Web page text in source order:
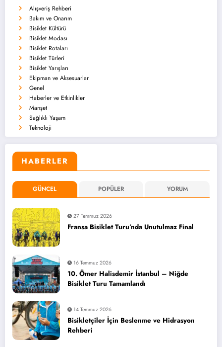
Alışveriş Rehberi
Bakım ve Onarım
Bisiklet Kültürü
Bisiklet Modası
Bisiklet Rotaları
Bisiklet Türleri
Bisiklet Yarışları
Ekipman ve Aksesuarlar
Genel
Haberler ve Etkinlikler
Manşet
Sağlıklı Yaşam
Teknoloji
HABERLER
GÜNCEL POPÜLER YORUM
27 Temmuz 2026
Fransa Bisiklet Turu’nda Unutulmaz Final
16 Temmuz 2026
10. Ömer Halisdemir İstanbul – Niğde
Bisiklet Turu Tamamlandı
14 Temmuz 2026
Bisikletçiler İçin Beslenme ve Hidrasyon
Rehberi